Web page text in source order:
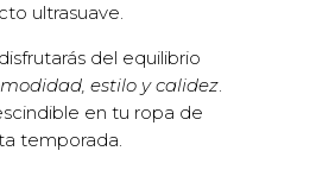
ultrasuave.
del equilibrio
estilo y calidez.
en tu ropa de
temporada.